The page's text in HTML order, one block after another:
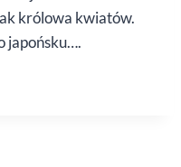
królowa kwiatów.
japońsku….